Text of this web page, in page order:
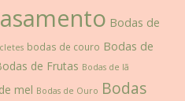
Bodas de
bodas de couro Bodas de
de Frutas Bodas de lã
mel Bodas de Ouro Bodas